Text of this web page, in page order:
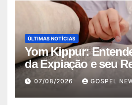
ÚLTIMAS NOTÍCIAS
Yom Kippur:
da Expiação e seu
Jesus
07/08/2026 GOSPEL